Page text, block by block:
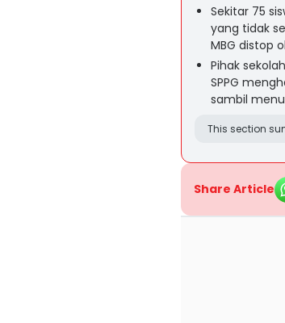
Sekitar 75
yang tidak
MBG distop
Pihak
SPPG
sambil
This section
Share Article